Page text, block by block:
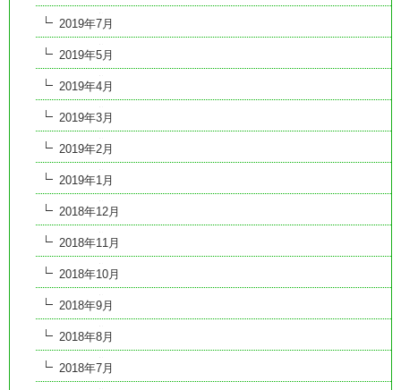
2019年7月
2019年5月
2019年4月
2019年3月
2019年2月
2019年1月
2018年12月
2018年11月
2018年10月
2018年9月
2018年8月
2018年7月